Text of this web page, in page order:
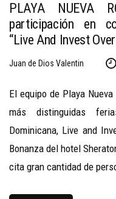
PLAYA NUEVA
participación en
“Live And Invest
Juan de Dios Valentin
El equipo de Playa
más distinguidas
Dominicana, Live and
Bonanza del hotel
cita gran cantidad de